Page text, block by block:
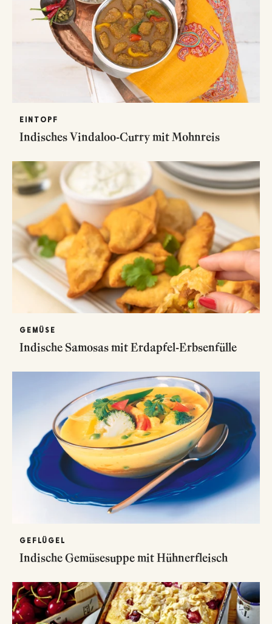
EINTOPF
Indisches Vindaloo-Curry mit Mohnreis
GEMÜSE
Indische Samosas mit Erdapfel-Erbsenfülle
GEFLÜGEL
Indische Gemüsesuppe mit Hühnerfleisch